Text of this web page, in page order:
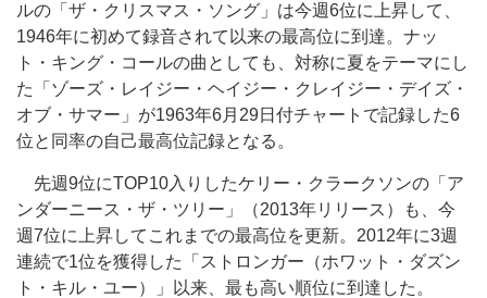
ルの「ザ・クリスマス・ソング」は今週6位に上昇して、
1946年に初めて録音されて以来の最高位に到達。ナッ
ト・キング・コールの曲としても、対称に夏をテーマにし
た「ゾーズ・レイジー・ヘイジー・クレイジー・デイズ・
オブ・サマー」が1963年6月29日付チャートで記録した6
位と同率の自己最高位記録となる。
先週9位にTOP10入りしたケリー・クラークソンの「ア
ンダーニース・ザ・ツリー」（2013年リリース）も、今
週7位に上昇してこれまでの最高位を更新。2012年に3週
連続で1位を獲得した「ストロンガー（ホワット・ダズン
ト・キル・ユー）」以来、最も高い順位に到達した。